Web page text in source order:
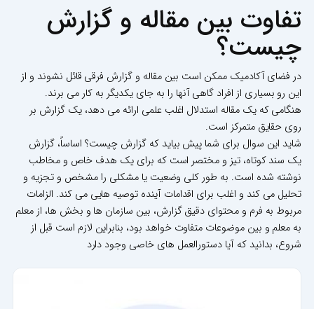
تفاوت بین مقاله و گزارش
چیست؟
در فضای آکادمیک ممکن است بین مقاله و گزارش فرقی قائل نشوند و از
این رو بسیاری از افراد گاهی آنها را به جای یکدیگر به کار می برند.
هنگامی که یک مقاله استدلال اغلب علمی ارائه می دهد، یک گزارش بر
روی حقایق متمرکز است.
شاید این سوال برای شما پیش بیاید که گزارش چیست؟ اساساً، گزارش
یک سند کوتاه، تیز و مختصر است که برای یک هدف خاص و مخاطب
نوشته شده است. به طور کلی وضعیت یا مشکلی را مشخص و تجزیه و
تحلیل می کند و اغلب برای اقدامات آینده توصیه هایی می کند. الزامات
مربوط به فرم و محتوای دقیق گزارش، بین سازمان ها و بخش ها، از معلم
به معلم و بین موضوعات متفاوت خواهد بود، بنابراین لازم است قبل از
شروع، بدانید که آیا دستورالعمل های خاصی وجود دارد